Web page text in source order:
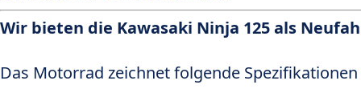
Wir bieten die Kawasaki Ninja 125 als
Das Motorrad zeichnet folgende Spezifikationen